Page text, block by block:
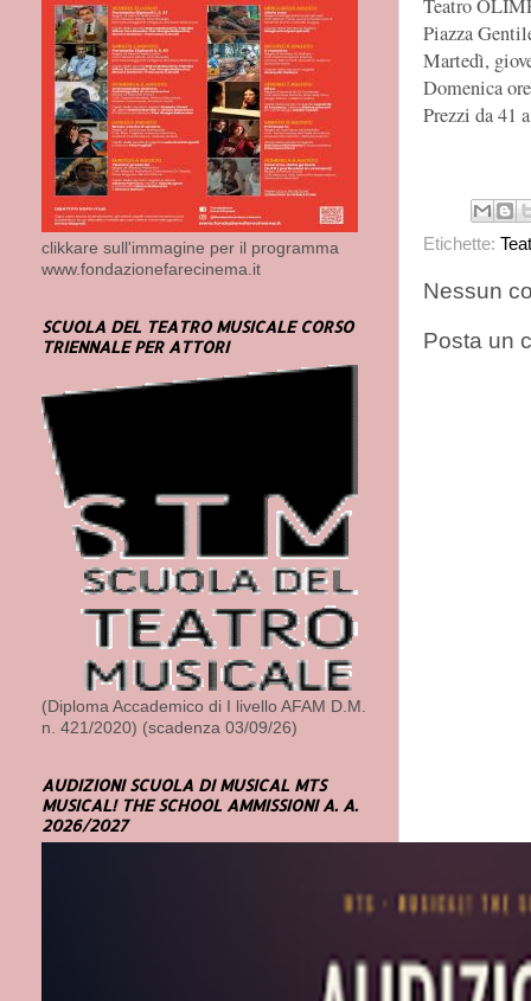
Teatro
Piazza
Martedì,
Domenica
Prezzi da 41
Etichette:
Nessun
Posta un
Iscriviti a:
clikkare sull'immagine per il programma
www.fondazionefarecinema.it
SCUOLA DEL TEATRO MUSICALE CORSO
TRIENNALE PER ATTORI
(Diploma Accademico di I livello AFAM D.M.
n. 421/2020) (scadenza 03/09/26)
AUDIZIONI SCUOLA DI MUSICAL MTS
MUSICAL! THE SCHOOL AMMISSIONI A. A.
2026/2027